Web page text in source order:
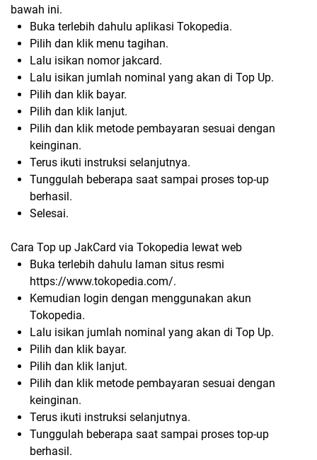
bawah ini.
Buka terlebih dahulu aplikasi Tokopedia.
Pilih dan klik menu tagihan.
Lalu isikan nomor jakcard.
Lalu isikan jumlah nominal yang akan di Top Up.
Pilih dan klik bayar.
Pilih dan klik lanjut.
Pilih dan klik metode pembayaran sesuai dengan
keinginan.
Terus ikuti instruksi selanjutnya.
Tunggulah beberapa saat sampai proses top-up
berhasil.
Selesai.
Cara Top up JakCard via Tokopedia lewat web
Buka terlebih dahulu laman situs resmi
https://www.tokopedia.com/.
Kemudian login dengan menggunakan akun
Tokopedia.
Lalu isikan jumlah nominal yang akan di Top Up.
Pilih dan klik bayar.
Pilih dan klik lanjut.
Pilih dan klik metode pembayaran sesuai dengan
keinginan.
Terus ikuti instruksi selanjutnya.
Tunggulah beberapa saat sampai proses top-up
berhasil.